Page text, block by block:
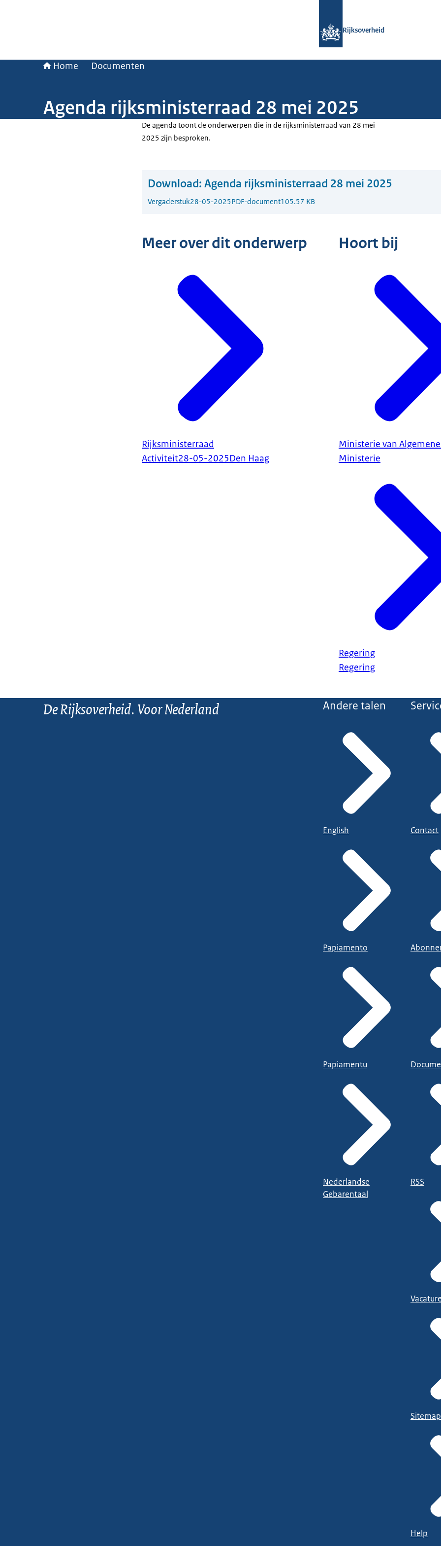
Rijksoverheid
Home Documenten
Agenda rijksministerraad 28 mei 2025
De agenda toont de onderwerpen die in de rijksministerraad van 28 mei
2025 zijn besproken.
Download: Agenda rijksministerraad 28 mei 2025
Vergaderstuk28-05-2025PDF-document105.57 KB
Meer over dit onderwerp
Rijksministerraad
Activiteit28-05-2025Den Haag
Hoort bij
Ministerie van
Ministerie
Regering
Regering
De Rijksoverheid. Voor Nederland Andere talen
English
Papiamento
Papiamentu
Nederlandse
Gebarentaal
Contact
RSS
Sitemap
Help